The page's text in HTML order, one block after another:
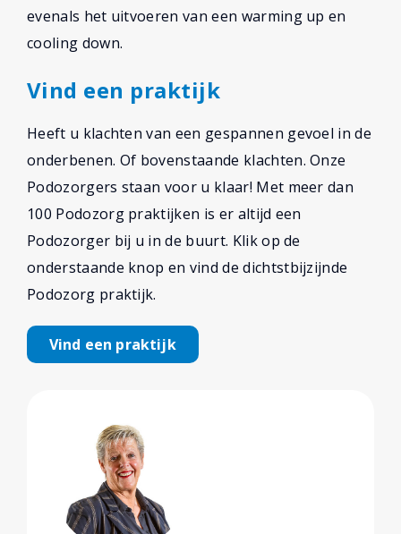
evenals het uitvoeren van een warming up en
cooling down.
Vind een praktijk
Heeft u klachten van een gespannen gevoel in de
onderbenen. Of bovenstaande klachten. Onze
Podozorgers staan voor u klaar! Met meer dan
100 Podozorg praktijken is er altijd een
Podozorger bij u in de buurt. Klik op de
onderstaande knop en vind de dichtstbijzijnde
Podozorg praktijk.
Vind een praktijk